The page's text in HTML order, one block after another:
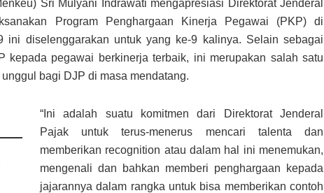
Sri Mulyani Indrawati mengapresiasi Direktorat Jenderal
Program Penghargaan Kinerja Pegawai (PKP) di
ini diselenggarakan untuk yang ke-9 kalinya. Selain sebagai
kepada pegawai berkinerja terbaik, ini merupakan salah satu
bagi DJP di masa mendatang.
“Ini adalah suatu komitmen dari Direktorat Jenderal
Pajak untuk terus-menerus mencari talenta dan
memberikan recognition atau dalam hal ini menemukan,
mengenali dan bahkan memberi penghargaan kepada
jajarannya dalam rangka untuk bisa memberikan contoh